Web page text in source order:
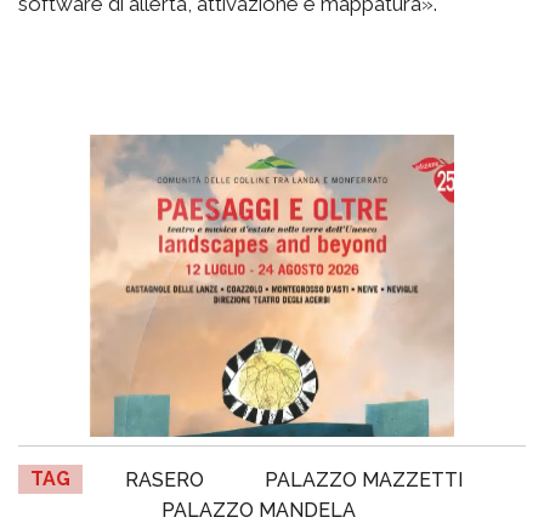
TAG RASERO
PALAZZO MAZZETTI
PALAZZO MANDELA